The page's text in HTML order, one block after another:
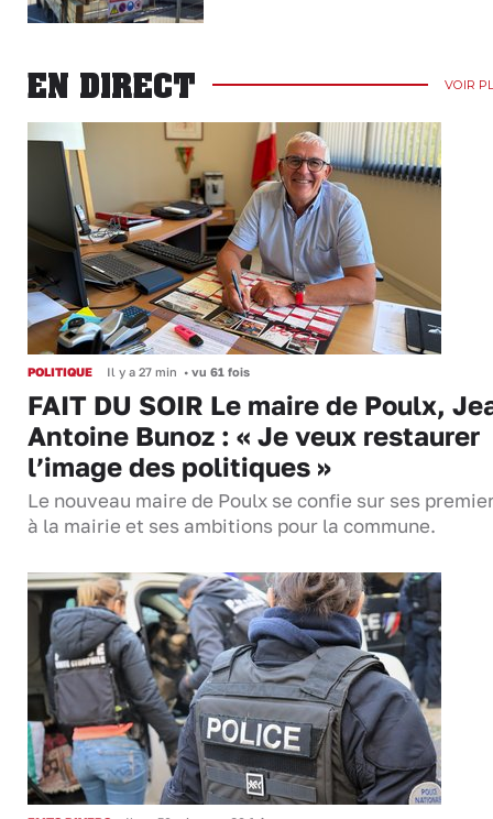
EN DIRECT VOIR
POLITIQUE Il y a 27 min • vu 61 fois
FAIT DU SOIR Le maire de Poulx,
Antoine Bunoz : « Je veux restaurer
l’image des politiques »
Le nouveau maire de Poulx se confie sur ses
à la mairie et ses ambitions pour la commune.